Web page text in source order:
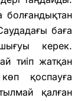
болғандықтан
баға
керек.
тиіп жатқан
қоспауға
қалған